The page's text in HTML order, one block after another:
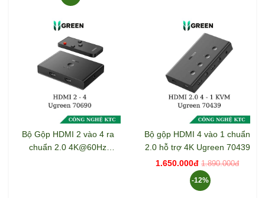
Bộ Gộp HDMI 2 vào 4 ra
chuẩn 2.0 4K@60Hz
Bộ gộp HDMI 4 vào 1 chuẩn
2.0 hỗ trợ 4K Ugreen 70439
1.650.000đ 1.890.000đ
-12%